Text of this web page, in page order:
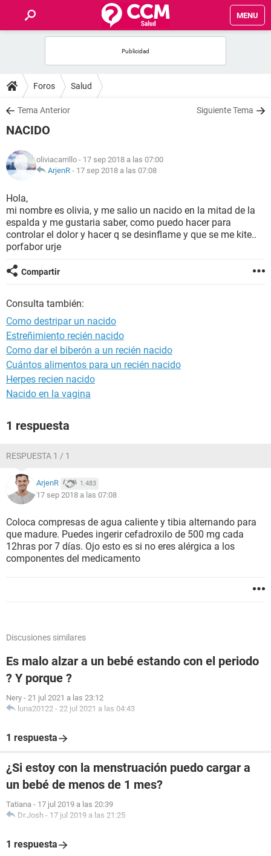
MENU
FOROS
SALUD
NUTRICIÓN
BIENESTAR
SEXUALIDAD
GLOSARIO
Foros Salud
Tema Anterior Siguiente Tema
NACIDO
oliviacarrillo - 17 sep 2018 a las 07:00
ArjenR - 17 sep 2018 a las 07:08
Hola,
mi nombre es olivia, y me salio un nacido en la mitad de la
espalda y me gustaria saber, como puedo hacer para
controlar el dolor y hacer q se desinflame y que se me kite..
porfabor urje
Compartir
Consulta también:
Como destripar un nacido
Estreñimiento recién nacido
Como dar el biberón a un recién nacido
Cuántos alimentos para un recién nacido
Herpes recien nacido
Nacido en la vagina
1 respuesta
RESPUESTA 1 / 1
ArjenR 1.483
17 sep 2018 a las 07:08
Coloca compresas de agua caliente y tibia alternando para
que madure. Puedes ingerir cefadroxilo de 500 mg cada
12hras por 7 días. Ojo esto es si no eres alérgica a los
componentes del medicamento
Discusiones similares
Es malo alzar a un bebé estando con el periodo
? Y porque ?
Nery - 21 jul 2021 a las 23:12
luna20122 - 22 jul 2021 a las 04:43
1 respuesta
¿Si estoy con la menstruación puedo cargar a
un bebé de menos de 1 mes?
Tatiana - 17 jul 2019 a las 20:39
Dr.Josh - 17 jul 2019 a las 21:25
1 respuesta